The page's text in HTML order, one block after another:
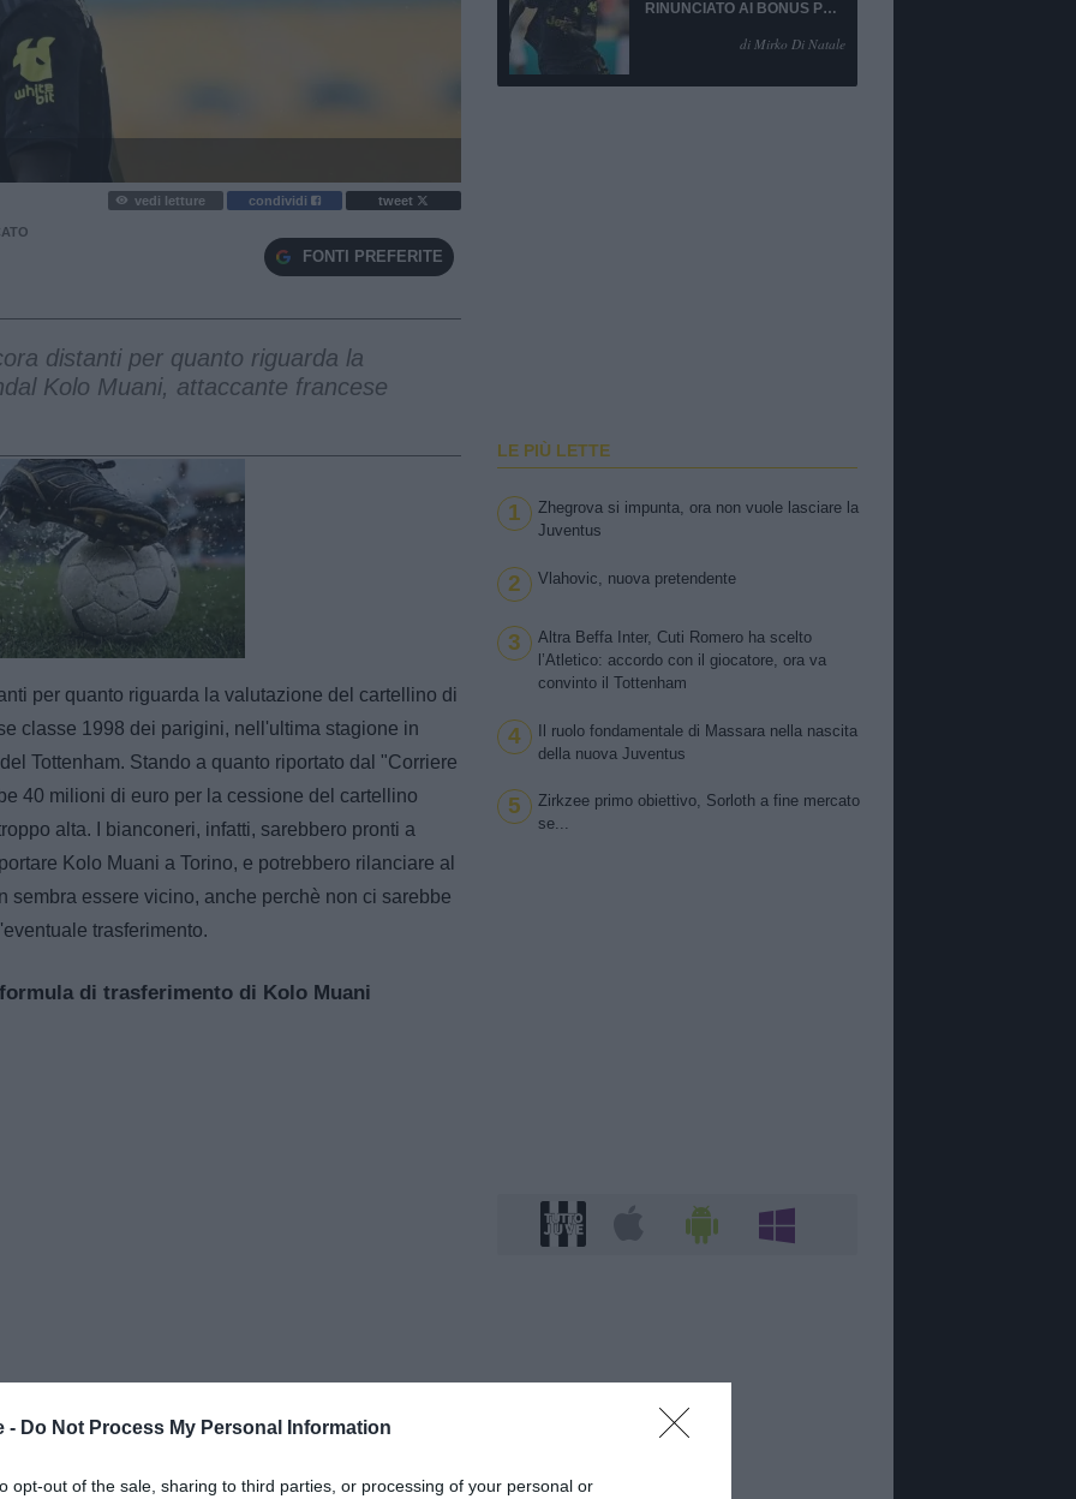
- Do Not Process My Personal Information
opt-out of the sale, sharing to third parties, or processing of your personal or
vedi letture condividi tweet
FONTI PREFERITE
distanti per quanto riguarda la
Kolo Muani, attaccante francese
Loaded
100.00%
per quanto riguarda la valutazione del cartellino di
classe 1998 dei parigini, nell'ultima stagione in
Tottenham. Stando a quanto riportato dal "Corriere
40 milioni di euro per la cessione del cartellino
alta. I bianconeri, infatti, sarebbero pronti a
Kolo Muani a Torino, e potrebbero rilanciare al
sembra essere vicino, anche perchè non ci sarebbe
trasferimento.
di trasferimento di Kolo Muani
cartellino di Kolo Muani a titolo definitivo, con
ad un prestito oneroso con obbligo di
ne sapremo di più, anche se l'impressione è che i
RINUNCIATO AI BONUS PUR
di Mirko Di Natale
LE PIÙ LETTE
1
Zhegrova si impunta, ora non vuole lasciare la
Juventus
2 Vlahovic, nuova pretendente
3
Altra Beffa Inter, Cuti Romero ha scelto
l’Atletico: accordo con il giocatore, ora va
convinto il Tottenham
4
Il ruolo fondamentale di Massara nella nascita
della nuova Juventus
5
Zirkzee primo obiettivo, Sorloth a fine mercato
se...